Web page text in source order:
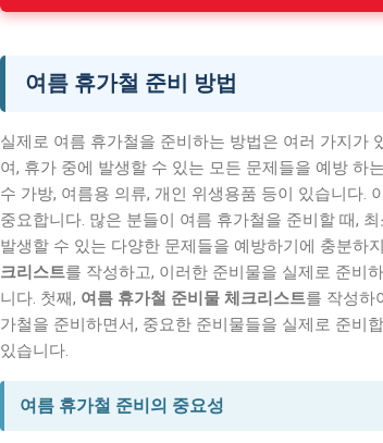
여름 휴가철 준비 방법
실제로 여름 휴가철을 준비하는 방법은 여러 가지가
여, 휴가 중에 발생할 수 있는 모든 문제들을 예방 하
수 가방, 여름용 의류, 개인 위생용품 등이 있습니다.
중요합니다. 많은 분들이 여름 휴가철을 준비할 때,
발생할 수 있는 다양한 문제들을 예방하기에 충분하
크리스트를 작성하고, 이러한 준비물을 실제로 준비
니다. 첫째, 여름 휴가철 준비물 체크리스트를 작성하
가철을 준비하면서, 중요한 준비물들을 실제로 준비
있습니다.
여름 휴가철 준비의 중요성